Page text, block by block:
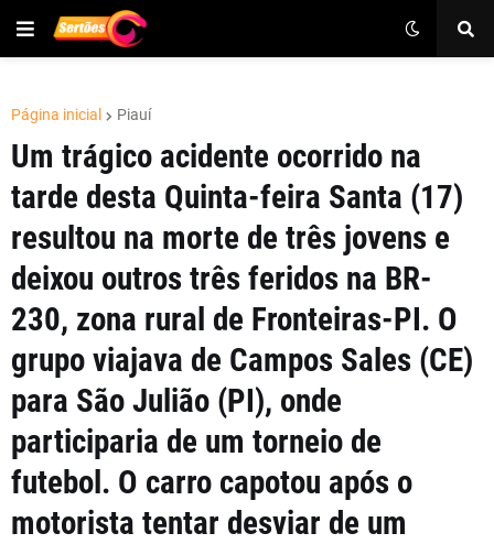
Página inicial Piauí
Um trágico acidente ocorrido na
tarde desta Quinta-feira Santa (17)
resultou na morte de três jovens e
deixou outros três feridos na BR-
230, zona rural de Fronteiras-PI. O
grupo viajava de Campos Sales (CE)
para São Julião (PI), onde
participaria de um torneio de
futebol. O carro capotou após o
motorista tentar desviar de um